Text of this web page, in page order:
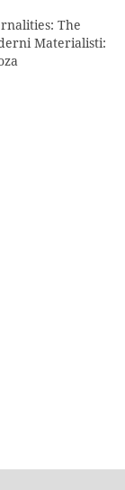
The
Materialisti: